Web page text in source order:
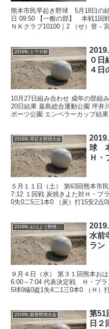
熊本市民早起き野球 5月18日の
日 09:50 【一般の部】 本戦1回
ＮＫクラブ10100｜2 （せ）登
2019年-トウヤ杯
０日
４日
10月27日組み合わせ 成年の部組
20日結果 嘉島総合運動公園 坪井
ポーツ公園 エンペラーカップ結
2019年-早起き野球大会
球
Ｈ・
５月１１日（土） 第63回熊本市
7:12 １回戦 炭焼きよた対Ｈ・プ
0失0二5三1本0 （炭）打15安2点
2019年-おはよう野球大会
水前
ラン
９月４日（水） 第３１回熊本
6:00～7:04 代表決定戦 Ｈ・プラ
5球0犠0盗1失4二1三0本0 （Ｈ）
2019年-親善野球大会
第
日２